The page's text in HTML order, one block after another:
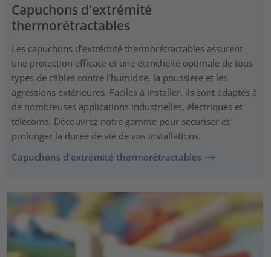
Capuchons d'extrémité
thermorétractables
Les capuchons d’extrémité thermorétractables assurent
une protection efficace et une étanchéité optimale de tous
types de câbles contre l’humidité, la poussière et les
agressions extérieures. Faciles à installer, ils sont adaptés à
de nombreuses applications industrielles, électriques et
télécoms. Découvrez notre gamme pour sécuriser et
prolonger la durée de vie de vos installations.
Capuchons d'extrémité thermorétractables